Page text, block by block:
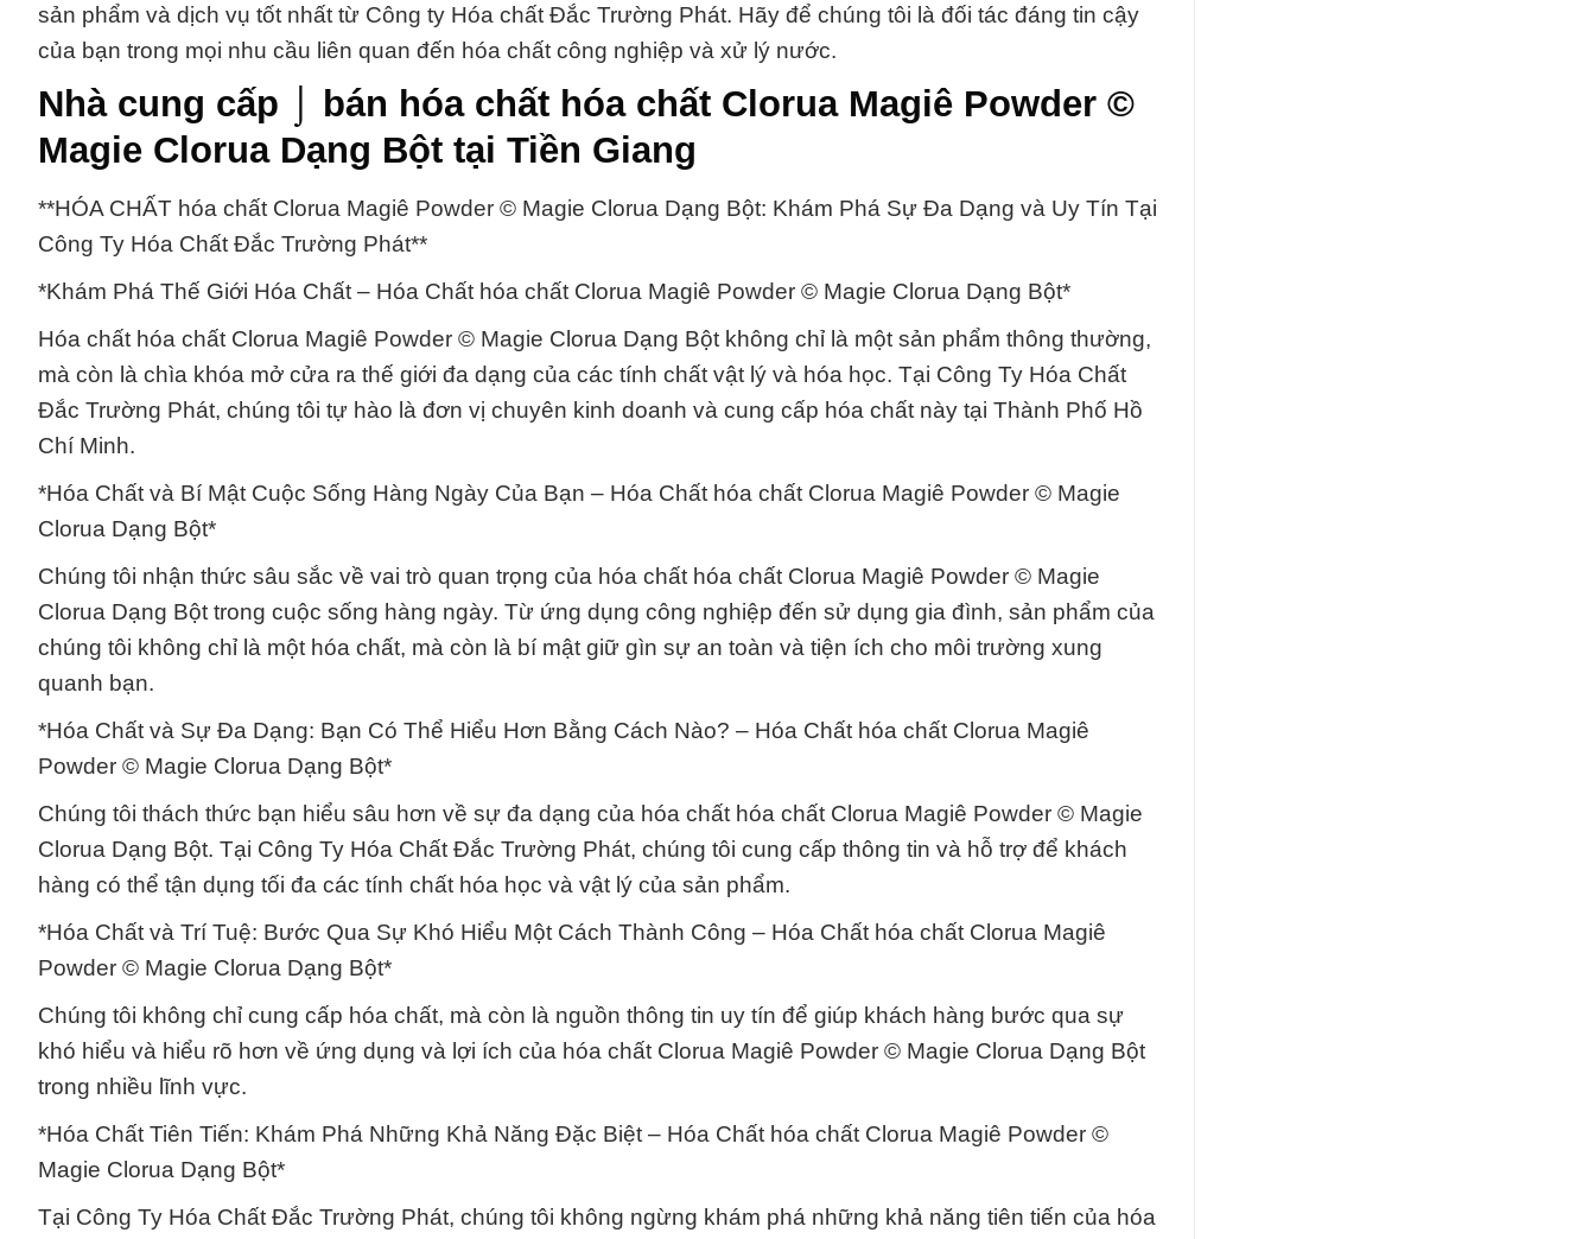
sản phẩm và dịch vụ tốt nhất từ Công ty Hóa chất Đắc Trường Phát. Hãy để chúng tôi là đối tác đáng tin cậy
của bạn trong mọi nhu cầu liên quan đến hóa chất công nghiệp và xử lý nước.
Nhà cung cấp ⌡ bán hóa chất hóa chất Clorua Magiê Powder ©
Magie Clorua Dạng Bột tại Tiền Giang
**HÓA CHẤT hóa chất Clorua Magiê Powder © Magie Clorua Dạng Bột: Khám Phá Sự Đa Dạng và Uy Tín Tại
Công Ty Hóa Chất Đắc Trường Phát**
*Khám Phá Thế Giới Hóa Chất – Hóa Chất hóa chất Clorua Magiê Powder © Magie Clorua Dạng Bột*
Hóa chất hóa chất Clorua Magiê Powder © Magie Clorua Dạng Bột không chỉ là một sản phẩm thông thường,
mà còn là chìa khóa mở cửa ra thế giới đa dạng của các tính chất vật lý và hóa học. Tại Công Ty Hóa Chất
Đắc Trường Phát, chúng tôi tự hào là đơn vị chuyên kinh doanh và cung cấp hóa chất này tại Thành Phố Hồ
Chí Minh.
*Hóa Chất và Bí Mật Cuộc Sống Hàng Ngày Của Bạn – Hóa Chất hóa chất Clorua Magiê Powder © Magie
Clorua Dạng Bột*
Chúng tôi nhận thức sâu sắc về vai trò quan trọng của hóa chất hóa chất Clorua Magiê Powder © Magie
Clorua Dạng Bột trong cuộc sống hàng ngày. Từ ứng dụng công nghiệp đến sử dụng gia đình, sản phẩm của
chúng tôi không chỉ là một hóa chất, mà còn là bí mật giữ gìn sự an toàn và tiện ích cho môi trường xung
quanh bạn.
*Hóa Chất và Sự Đa Dạng: Bạn Có Thể Hiểu Hơn Bằng Cách Nào? – Hóa Chất hóa chất Clorua Magiê
Powder © Magie Clorua Dạng Bột*
Chúng tôi thách thức bạn hiểu sâu hơn về sự đa dạng của hóa chất hóa chất Clorua Magiê Powder © Magie
Clorua Dạng Bột. Tại Công Ty Hóa Chất Đắc Trường Phát, chúng tôi cung cấp thông tin và hỗ trợ để khách
hàng có thể tận dụng tối đa các tính chất hóa học và vật lý của sản phẩm.
*Hóa Chất và Trí Tuệ: Bước Qua Sự Khó Hiểu Một Cách Thành Công – Hóa Chất hóa chất Clorua Magiê
Powder © Magie Clorua Dạng Bột*
Chúng tôi không chỉ cung cấp hóa chất, mà còn là nguồn thông tin uy tín để giúp khách hàng bước qua sự
khó hiểu và hiểu rõ hơn về ứng dụng và lợi ích của hóa chất Clorua Magiê Powder © Magie Clorua Dạng Bột
trong nhiều lĩnh vực.
*Hóa Chất Tiên Tiến: Khám Phá Những Khả Năng Đặc Biệt – Hóa Chất hóa chất Clorua Magiê Powder ©
Magie Clorua Dạng Bột*
Tại Công Ty Hóa Chất Đắc Trường Phát, chúng tôi không ngừng khám phá những khả năng tiên tiến của hóa